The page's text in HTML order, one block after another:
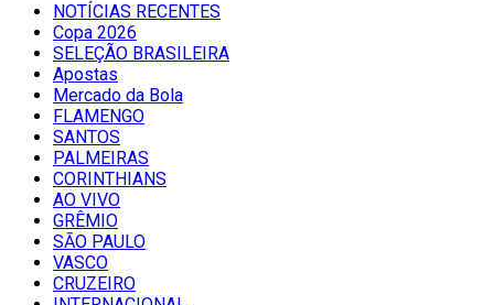
NOTÍCIAS RECENTES
Copa 2026
SELEÇÃO BRASILEIRA
Apostas
Mercado da Bola
FLAMENGO
SANTOS
PALMEIRAS
CORINTHIANS
AO VIVO
GRÊMIO
SĀO PAULO
VASCO
CRUZEIRO